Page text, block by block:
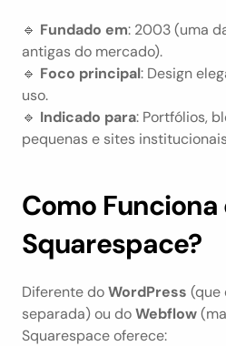
🔹 Fundado em: 2003 (uma
antigas do mercado).
🔹 Foco principal: Design
uso.
🔹 Indicado para: Portfólios,
pequenas e sites
Como Funciona
Squarespace?
Diferente do WordPress (que
separada) ou do Webflow
Squarespace oferece: